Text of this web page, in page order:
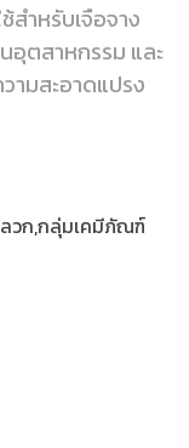
สำหรับเจือจาง
อุตสาหกรรม และ
ามสะอาดแปรง
วก,กลุ่มเคมีภัณฑ์